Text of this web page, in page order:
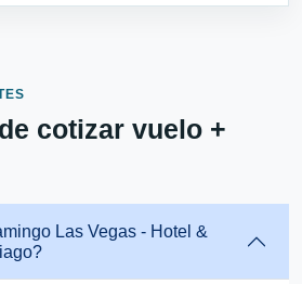
cotizar vuelo +
Las Vegas - Hotel &